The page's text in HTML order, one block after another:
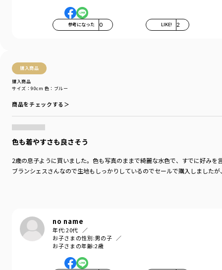
参考になった 0 LIKE! 2
購入商品
購入商品
サイズ：90cm 色：ブルー
商品をチェックする＞
色も着やすさも良さそう
2歳の息子ように買いました。色も写真のままで綺麗な水色で、すでに好み
ブランシェスさんなので生地もしっかりしているのでセールで購入しました
no name
年代:20代
お子さまの性別:男の子
お子さまの年齢:2歳